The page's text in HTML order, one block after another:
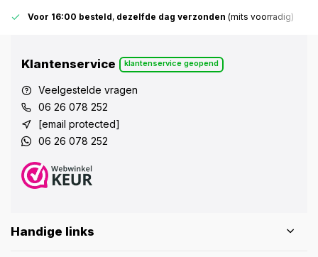
Voor 16:00 besteld, dezelfde dag verzonden (mits voorradig)
Klantenservice klantenservice geopend
Veelgestelde vragen
06 26 078 252
[email protected]
06 26 078 252
Handige links